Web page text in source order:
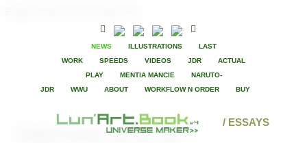
NEWS ILLUSTRATIONS
LAST
WORK
SPEEDS VIDEOS JDR
ACTUAL
PLAY
MENTIA MANCIE
NARUTO-
JDR
WWU ABOUT WORKFLOW N ORDER BUY
/ ESSAYS
Eclipse Phase core by Fate